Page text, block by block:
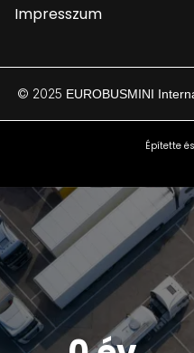
Impresszum
© 2025 EUROBUSMINI
Építette